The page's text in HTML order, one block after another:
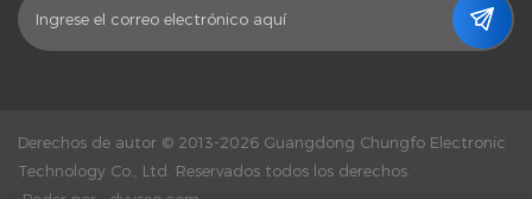
Derechos de autor © 2013-2026 Guangdong Chungfo Electronic
Technology Co., Ltd. Reservados todos los derechos.